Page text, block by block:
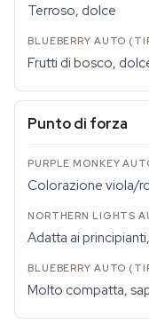
Terroso, dolce
Frutti di bosco,
Punto di forza
Colorazione viola/
Adatta ai
Molto compatta,